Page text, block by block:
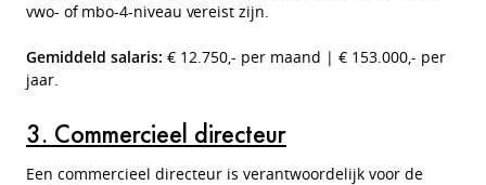
vwo- of mbo-4-niveau vereist zijn.
Gemiddeld salaris: € 12.750,- per maand | € 153.000,- per
jaar.
3. Commercieel directeur
Een commercieel directeur is verantwoordelijk voor de